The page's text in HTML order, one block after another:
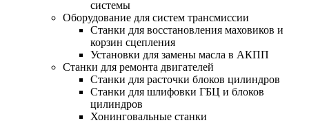
системы
Оборудование для систем трансмиссии
Станки для восстановления маховиков и
корзин сцепления
Установки для замены масла в АКПП
Станки для ремонта двигателей
Станки для расточки блоков цилиндров
Станки для шлифовки ГБЦ и блоков
цилиндров
Хонинговальные станки